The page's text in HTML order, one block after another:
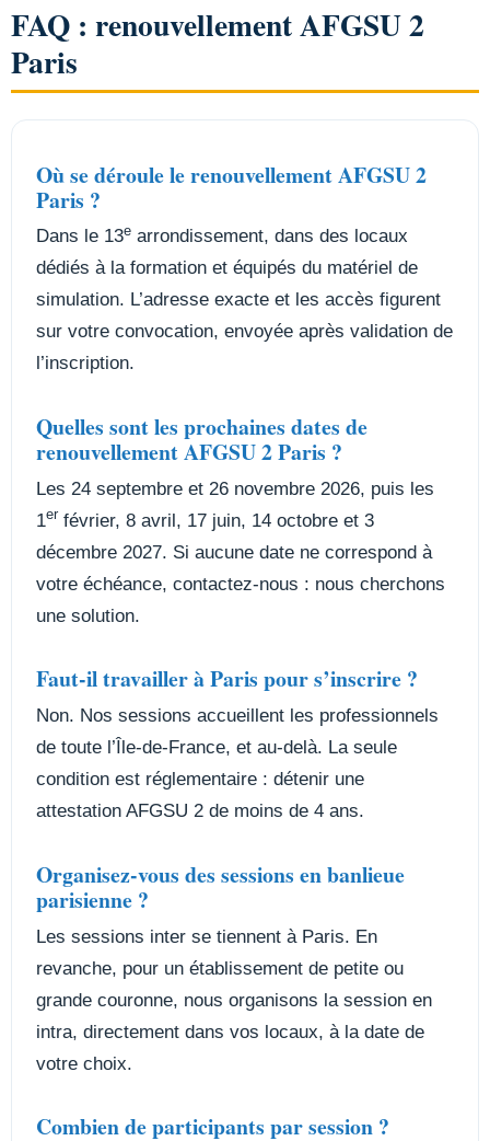
FAQ : renouvellement AFGSU 2
Paris
Où se déroule le renouvellement AFGSU 2
Paris ?
Dans le 13e arrondissement, dans des locaux
dédiés à la formation et équipés du matériel de
simulation. L’adresse exacte et les accès figurent
sur votre convocation, envoyée après validation de
l’inscription.
Quelles sont les prochaines dates de
renouvellement AFGSU 2 Paris ?
Les 24 septembre et 26 novembre 2026, puis les
1er février, 8 avril, 17 juin, 14 octobre et 3
décembre 2027. Si aucune date ne correspond à
votre échéance, contactez-nous : nous cherchons
une solution.
Faut-il travailler à Paris pour s’inscrire ?
Non. Nos sessions accueillent les professionnels
de toute l’Île-de-France, et au-delà. La seule
condition est réglementaire : détenir une
attestation AFGSU 2 de moins de 4 ans.
Organisez-vous des sessions en banlieue
parisienne ?
Les sessions inter se tiennent à Paris. En
revanche, pour un établissement de petite ou
grande couronne, nous organisons la session en
intra, directement dans vos locaux, à la date de
votre choix.
Combien de participants par session ?